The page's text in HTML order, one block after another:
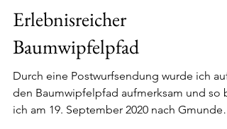
sylvia&eugenie
19. Sept. 2020
1 Min. Lesezeit
Erlebnisreicher
Baumwipfelpfad